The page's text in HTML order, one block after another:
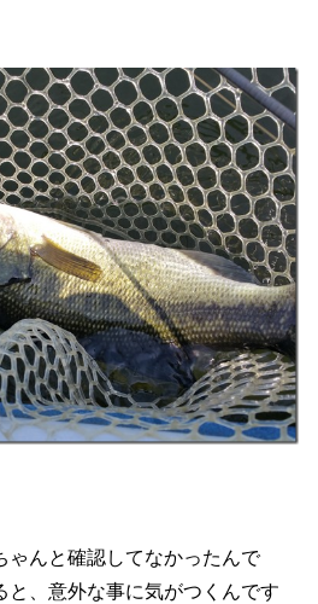
ゃんと確認してなかったんで
と、意外な事に気がつくんです